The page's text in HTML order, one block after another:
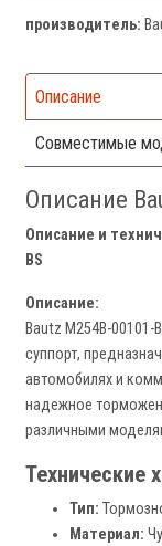
производитель:
Описание
Совместимые
Описание
Описание и
BS
Описание:
Bautz M254B-
суппорт,
автомобилях и
надежное
различными
Технические
Тип:
Материал: